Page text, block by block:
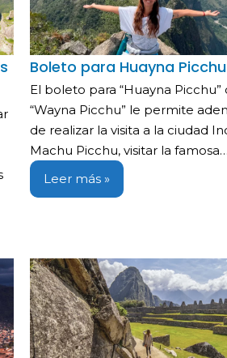
Boleto para Huayna Picchu
El boleto para “Huayna Picchu”
“Wayna Picchu” le permite
de realizar la visita a la ciudad
Machu Picchu, visitar la famosa…
Leer más »